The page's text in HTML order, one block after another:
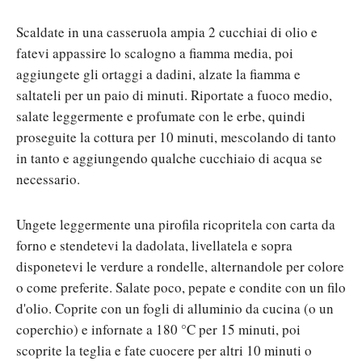
Scaldate in una casseruola ampia 2 cucchiai di olio e
fatevi appassire lo scalogno a fiamma media, poi
aggiungete gli ortaggi a dadini, alzate la fiamma e
saltateli per un paio di minuti. Riportate a fuoco medio,
salate leggermente e profumate con le erbe, quindi
proseguite la cottura per 10 minuti, mescolando di tanto
in tanto e aggiungendo qualche cucchiaio di acqua se
necessario.
Ungete leggermente una pirofila ricopritela con carta da
forno e stendetevi la dadolata, livellatela e sopra
disponetevi le verdure a rondelle, alternandole per colore
o come preferite. Salate poco, pepate e condite con un filo
d'olio. Coprite con un fogli di alluminio da cucina (o un
coperchio) e infornate a 180 °C per 15 minuti, poi
scoprite la teglia e fate cuocere per altri 10 minuti o